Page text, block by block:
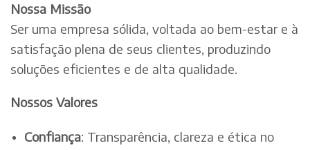
Nossa Missão
Ser uma empresa sólida, voltada ao bem-estar e à
satisfação plena de seus clientes, produzindo
soluções eficientes e de alta qualidade.
Nossos Valores
Confiança: Transparência, clareza e ética no